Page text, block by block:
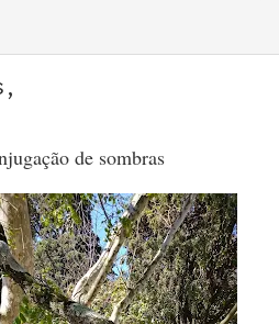
de sombras